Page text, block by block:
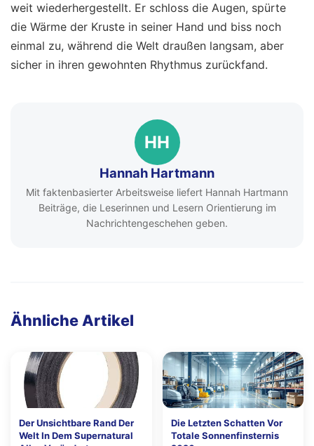
weit wiederhergestellt. Er schloss die Augen, spürte
die Wärme der Kruste in seiner Hand und biss noch
einmal zu, während die Welt draußen langsam, aber
sicher in ihren gewohnten Rhythmus zurückfand.
HH
Hannah Hartmann
Mit faktenbasierter Arbeitsweise liefert Hannah Hartmann
Beiträge, die Leserinnen und Lesern Orientierung im
Nachrichtengeschehen geben.
Ähnliche Artikel
Der Unsichtbare Rand Der
Welt In Dem Supernatural
Die Letzten Schatten Vor
Totale Sonnenfinsternis